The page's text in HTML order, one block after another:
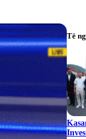
Të